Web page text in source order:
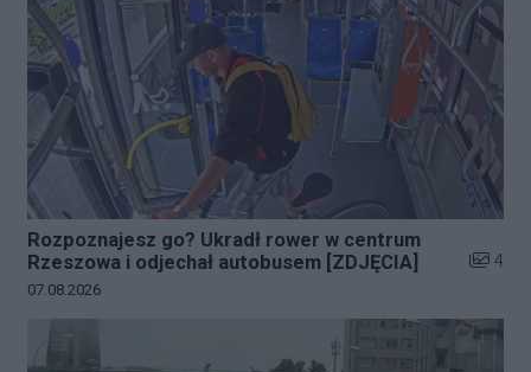
Rozpoznajesz go? Ukradł rower w centrum
Rzeszowa i odjechał autobusem [ZDJĘCIA]
Liczba
4
Data dodania galerii:
07.08.2026